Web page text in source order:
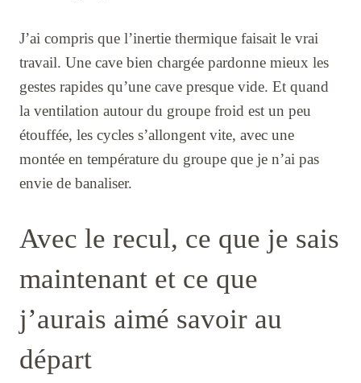
J’ai compris que l’inertie thermique faisait le vrai
travail. Une cave bien chargée pardonne mieux les
gestes rapides qu’une cave presque vide. Et quand
la ventilation autour du groupe froid est un peu
étouffée, les cycles s’allongent vite, avec une
montée en température du groupe que je n’ai pas
envie de banaliser.
Avec le recul, ce que je sais
maintenant et ce que
j’aurais aimé savoir au
départ